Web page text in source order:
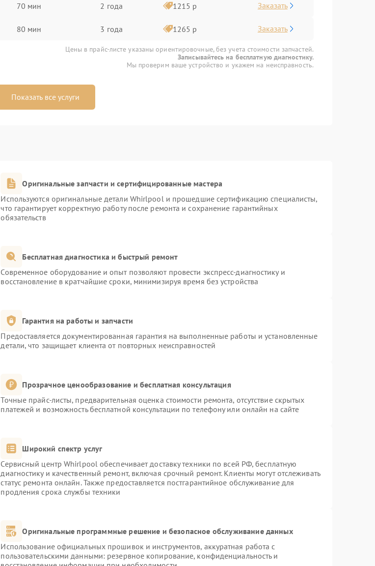
70 мин 2 года 1215 р Заказать
80 мин 3 года 1265 р Заказать
Цены в прайс-листе указаны ориентировочные, без учета стоимости запчастей.
Записывайтесь на бесплатную диагностику.
Мы проверим ваше устройство и укажем на неисправность.
Показать все услуги
Оригинальные запчасти и сертифицированные мастера
Используются оригинальные детали Whirlpool и прошедшие сертификацию специалисты,
что гарантирует корректную работу после ремонта и сохранение гарантийных
обязательств
Бесплатная диагностика и быстрый ремонт
Современное оборудование и опыт позволяют провести экспресс-диагностику и
восстановление в кратчайшие сроки, минимизируя время без устройства
Гарантия на работы и запчасти
Предоставляется документированная гарантия на выполненные работы и установленные
детали, что защищает клиента от повторных неисправностей
Прозрачное ценообразование и бесплатная консультация
Точные прайс-листы, предварительная оценка стоимости ремонта, отсутствие скрытых
платежей и возможность бесплатной консультации по телефону или онлайн на сайте
Широкий спектр услуг
Сервисный центр Whirlpool обеспечивает доставку техники по всей РФ, бесплатную
диагностику и качественный ремонт, включая срочный ремонт. Клиенты могут отслеживать
статус ремонта онлайн. Также предоставляется постгарантийное обслуживание для
продления срока службы техники
Оригинальные программные решение и безопасное обслуживание данных
Использование официальных прошивок и инструментов, аккуратная работа с
пользовательскими данными: резервное копирование, конфиденциальность и